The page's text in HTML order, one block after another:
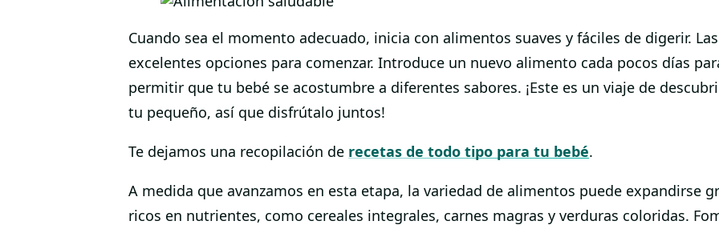
Cuando sea el momento adecuado, inicia con alimentos suaves y fáciles de digerir.
excelentes opciones para comenzar. Introduce un nuevo alimento cada pocos días
permitir que tu bebé se acostumbre a diferentes sabores. ¡Este es un viaje de
tu pequeño, así que disfrútalo juntos!
Te dejamos una recopilación de recetas de todo tipo para tu bebé.
A medida que avanzamos en esta etapa, la variedad de alimentos puede expandirse
ricos en nutrientes, como cereales integrales, carnes magras y verduras coloridas.